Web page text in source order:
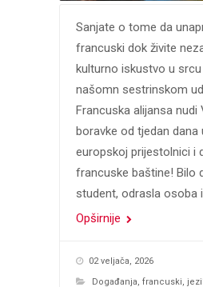
Sanjate o tome da
francuski dok živite
kulturno iskustvo u srcu
našomn sestrinskom
Francuska alijansa nudi
boravke od tjedan dana
europskoj prijestolnici i
francuske baštine! Bilo
student, odrasla osoba
Opširnije
02 veljača, 2026
Događanja francuski